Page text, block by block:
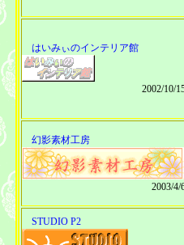
はいみぃのインテリア館
2002/10/
幻影素材工房
2003/4/
STUDIO P2